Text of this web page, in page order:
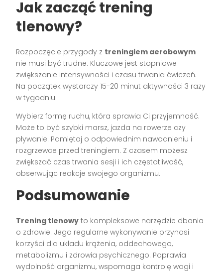
Jak zacząć trening
tlenowy?
Rozpoczęcie przygody z treningiem aerobowym
nie musi być trudne. Kluczowe jest stopniowe
zwiększanie intensywności i czasu trwania ćwiczeń.
Na początek wystarczy 15-20 minut aktywności 3 razy
w tygodniu.
Wybierz formę ruchu, która sprawia Ci przyjemność.
Może to być szybki marsz, jazda na rowerze czy
pływanie. Pamiętaj o odpowiednim nawodnieniu i
rozgrzewce przed treningiem. Z czasem możesz
zwiększać czas trwania sesji i ich częstotliwość,
obserwując reakcje swojego organizmu.
Podsumowanie
Trening tlenowy to kompleksowe narzędzie dbania
o zdrowie. Jego regularne wykonywanie przynosi
korzyści dla układu krążenia, oddechowego,
metabolizmu i zdrowia psychicznego. Poprawia
wydolność organizmu, wspomaga kontrolę wagi i